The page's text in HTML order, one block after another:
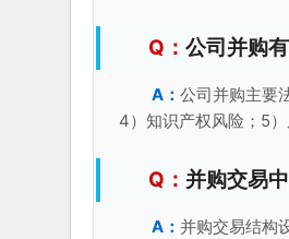
公司并购
公司并购主要
4）知识产权风险；5
并购交易
并购交易结构